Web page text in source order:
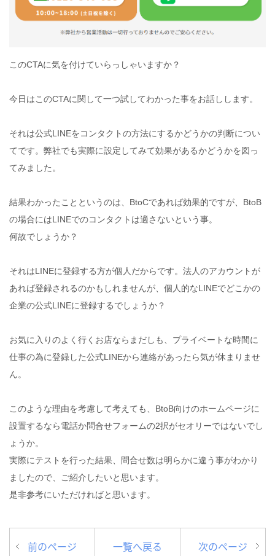
このCTAに気を付けていらっしゃいますか？
今日はこのCTAに関して一つ試してわかった事をお話しします。
それは公式LINEをコンタクトの方法にするかどうかの判断につい
てです。弊社でも実際に設定してみて効果があるかどうかを図っ
てみました。
結果わかったことというのは、BtoCであれば効果的ですが、BtoB
の場合にはLINEでのコンタクトは適さないという事。
何故でしょうか？
それはLINEに登録する方が個人だからです。法人のアカウントが
あれば登録されるのかもしれませんが、個人的なLINEでどこかの
企業の公式LINEに登録するでしょうか？
お気に入りのよく行くお店ならまだしも、プライベートな時間に
仕事の為に登録した公式LINEから連絡があったら気が休まりませ
ん。
このような理由を考慮して考えても、BtoB向けのホームページに
設置するなら電話か問合せフォームの2択がセオリーではないでし
ょうか。
実際にテストを行った結果、問合せ数は明らかに違う事がわかり
ましたので、ご紹介したいと思います。
是非参考にいただければと思います。
前のページ 一覧へ戻る 次のページ